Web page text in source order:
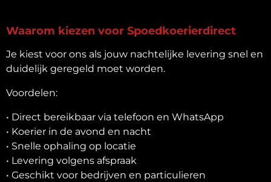
Waarom kiezen voor Spoedkoerierdirect
Je kiest voor ons als jouw nachtelijke levering snel en
duidelijk geregeld moet worden.
Voordelen:
• Direct bereikbaar via telefoon en WhatsApp
• Koerier in de avond en nacht
• Snelle ophaling op locatie
• Levering volgens afspraak
• Geschikt voor bedrijven en particulieren